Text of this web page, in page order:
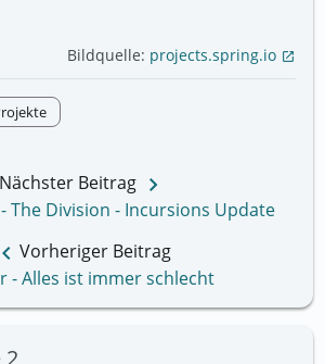
Bildquelle: projects.spring.io open_in_new
keyboard_arrow_left Vorheriger Beitrag
- Alles ist immer schlecht
Nächster Beitrag keyboard_arrow_right
- The Division - Incursions Update
2